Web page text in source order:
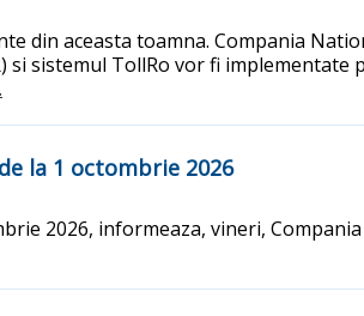
aceasta toamna. Compania
si sistemul TollRo vor fi
la 1 octombrie 2026
2026, informeaza, vineri,